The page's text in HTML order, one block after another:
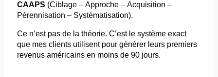
CAAPS (Ciblage – Approche – Acquisition –
Pérennisation – Systématisation).
Ce n’est pas de la théorie. C’est le système exact
que mes clients utilisent pour générer leurs premiers
revenus américains en moins de 90 jours.